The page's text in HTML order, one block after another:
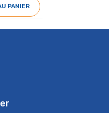
PANIER